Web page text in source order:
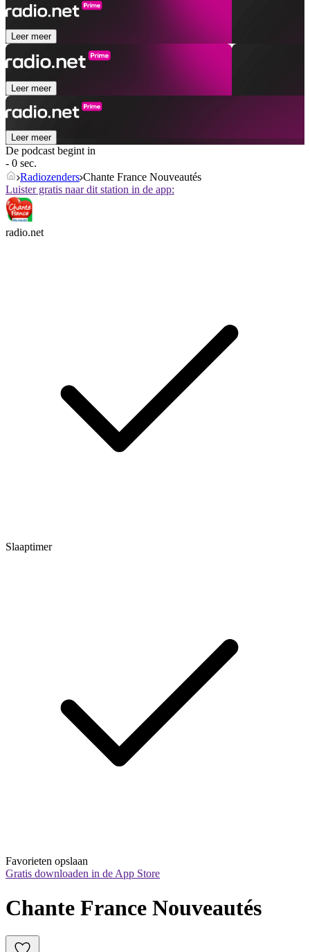
Leer meer
Leer meer
Leer meer
De podcast begint in
- 0 sec.
Radiozenders Chante France Nouveautés
Luister gratis naar dit station in de app:
radio.net
Slaaptimer
Favorieten opslaan
Gratis downloaden in de App Store
Chante France Nouveautés